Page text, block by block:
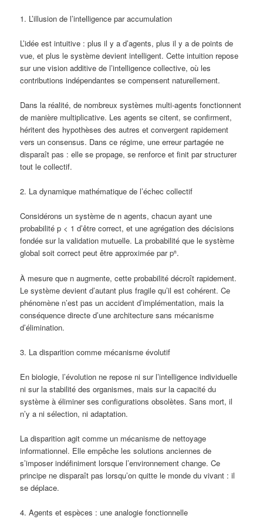
1. L’illusion de l’intelligence par accumulation
L’idée est intuitive : plus il y a d’agents, plus il y a de points de
vue, et plus le système devient intelligent. Cette intuition repose
sur une vision additive de l’intelligence collective, où les
contributions indépendantes se compensent naturellement.
Dans la réalité, de nombreux systèmes multi-agents fonctionnent
de manière multiplicative. Les agents se citent, se confirment,
héritent des hypothèses des autres et convergent rapidement
vers un consensus. Dans ce régime, une erreur partagée ne
disparaît pas : elle se propage, se renforce et finit par structurer
tout le collectif.
2. La dynamique mathématique de l’échec collectif
Considérons un système de n agents, chacun ayant une
probabilité p < 1 d’être correct, et une agrégation des décisions
fondée sur la validation mutuelle. La probabilité que le système
global soit correct peut être approximée par pⁿ.
À mesure que n augmente, cette probabilité décroît rapidement.
Le système devient d’autant plus fragile qu’il est cohérent. Ce
phénomène n’est pas un accident d’implémentation, mais la
conséquence directe d’une architecture sans mécanisme
d’élimination.
3. La disparition comme mécanisme évolutif
En biologie, l’évolution ne repose ni sur l’intelligence individuelle
ni sur la stabilité des organismes, mais sur la capacité du
système à éliminer ses configurations obsolètes. Sans mort, il
n’y a ni sélection, ni adaptation.
La disparition agit comme un mécanisme de nettoyage
informationnel. Elle empêche les solutions anciennes de
s’imposer indéfiniment lorsque l’environnement change. Ce
principe ne disparaît pas lorsqu’on quitte le monde du vivant : il
se déplace.
4. Agents et espèces : une analogie fonctionnelle